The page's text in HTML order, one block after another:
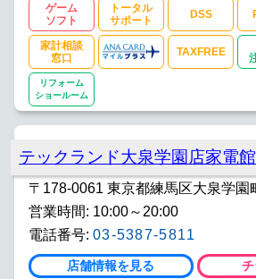
ゲーム
ソフト
トータル
サポート
DSS
家計相談
窓口
TAXFREE
リフォーム
ショールーム
テックランド大泉学園店家電館
〒178-0061 東京都練馬区大泉学園
営業時間: 10:00～20:00
電話番号: 03-5387-5811
店舗情報を見る